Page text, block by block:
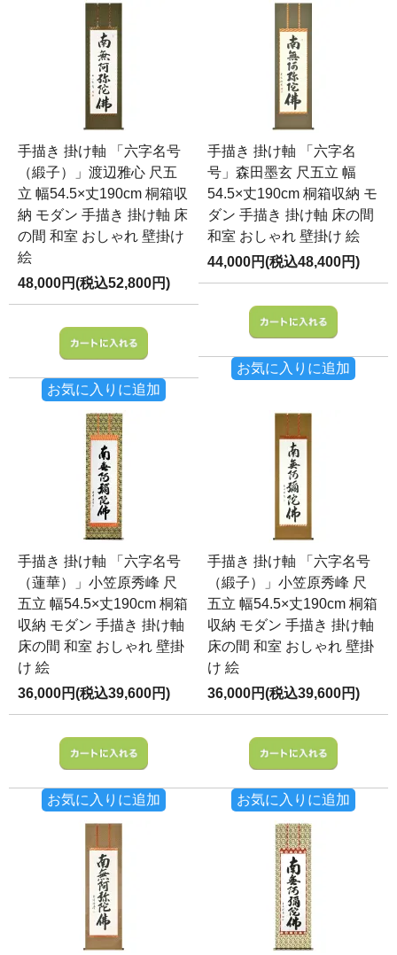
手描き 掛け軸 「六字名号
（緞子）」渡辺雅心 尺五
立 幅54.5×丈190cm 桐箱収
納 モダン 手描き 掛け軸 床
の間 和室 おしゃれ 壁掛け
絵
48,000円(税込52,800円)
お気に入りに追加
手描き 掛け軸 「六字名
号」森田墨玄 尺五立 幅
54.5×丈190cm 桐箱収納 モ
ダン 手描き 掛け軸 床の間
和室 おしゃれ 壁掛け 絵
44,000円(税込48,400円)
お気に入りに追加
手描き 掛け軸 「六字名号
（蓮華）」小笠原秀峰 尺
五立 幅54.5×丈190cm 桐箱
収納 モダン 手描き 掛け軸
床の間 和室 おしゃれ 壁掛
け 絵
36,000円(税込39,600円)
お気に入りに追加
手描き 掛け軸 「六字名号
（緞子）」小笠原秀峰 尺
五立 幅54.5×丈190cm 桐箱
収納 モダン 手描き 掛け軸
床の間 和室 おしゃれ 壁掛
け 絵
36,000円(税込39,600円)
お気に入りに追加